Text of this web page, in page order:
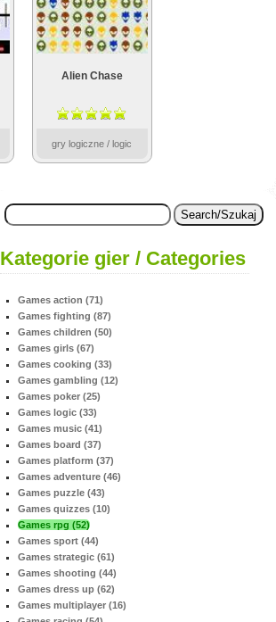
Alien Chase
gry logiczne / logic
Kategorie gier / Categories
Games action (71)
Games fighting (87)
Games children (50)
Games girls (67)
Games cooking (33)
Games gambling (12)
Games poker (25)
Games logic (33)
Games music (41)
Games board (37)
Games platform (37)
Games adventure (46)
Games puzzle (43)
Games quizzes (10)
Games rpg (52)
Games sport (44)
Games strategic (61)
Games shooting (44)
Games dress up (62)
Games multiplayer (16)